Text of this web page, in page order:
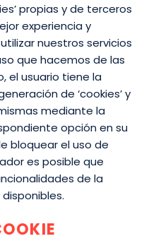
propias y de terceros
experiencia y
nuestros servicios
que hacemos de las
el usuario tiene la
de ‘cookies’ y
mediante la
opción en su
bloquear el uso de
es posible que
de la